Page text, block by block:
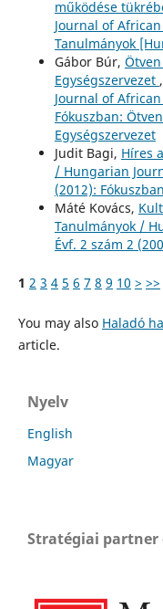
működése
Journal of
Tanulmányok
Gábor Búr,
Egységszervezet ,
Journal of
Fókuszban:
Egységszervezet
Judit Bagi, Híres
/ Hungarian
(2012):
Máté Kovács,
Tanulmányok /
Évf. 2 szám 2
1 2 3 4 5 6 7 8 9 10 > >>
You may also Haladó
article.
Nyelv
English
Magyar
Stratégiai partner